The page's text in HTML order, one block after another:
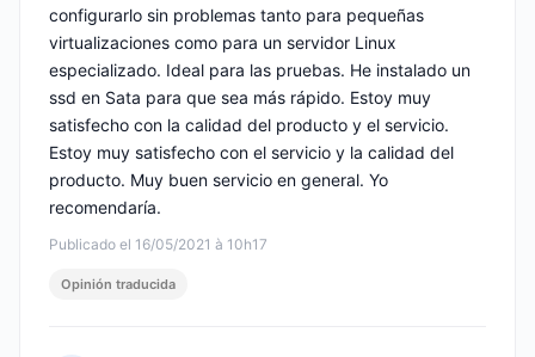
Publicado el 16/05/2021 à 10h17
configurarlo sin problemas tanto para pequeñas
virtualizaciones como para un servidor Linux
especializado. Ideal para las pruebas. He instalado un
ssd en Sata para que sea más rápido. Estoy muy
satisfecho con la calidad del producto y el servicio.
Estoy muy satisfecho con el servicio y la calidad del
producto. Muy buen servicio en general. Yo
recomendaría.
Opinión traducida